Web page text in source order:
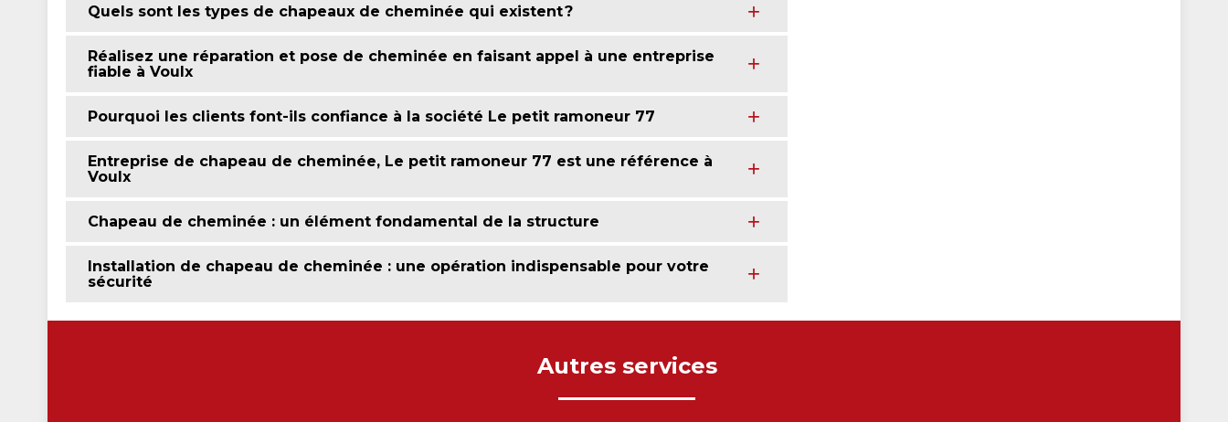
Quels sont les types de chapeaux de cheminée qui existent ?
Réalisez une réparation et pose de cheminée en faisant appel à une entreprise
fiable à Voulx
Pourquoi les clients font-ils confiance à la société Le petit ramoneur 77
Entreprise de chapeau de cheminée, Le petit ramoneur 77 est une référence à
Voulx
Chapeau de cheminée : un élément fondamental de la structure
Installation de chapeau de cheminée : une opération indispensable pour votre
sécurité
Autres services